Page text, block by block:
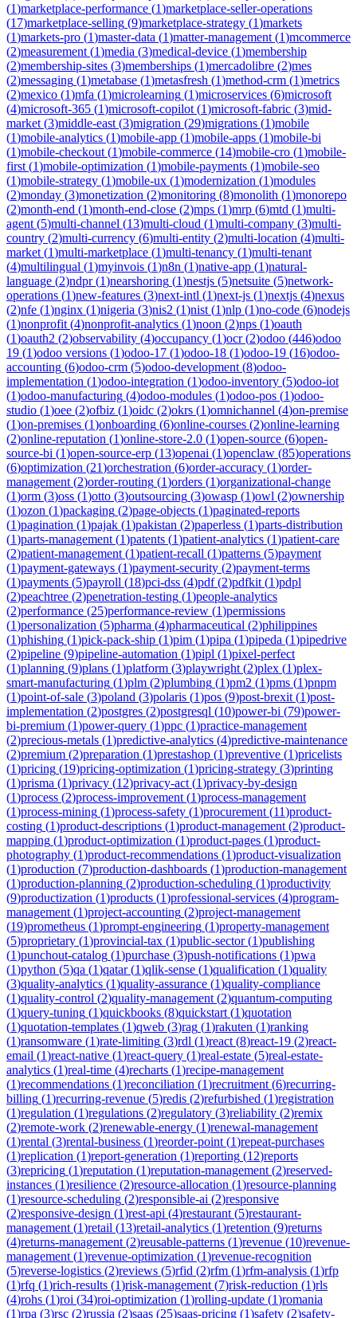
(1)marketplace-performance (1)marketplace-seller-operations
(17)marketplace-selling (9)marketplace-strategy (1)markets
(1)markets-pro (1)master-data (1)matter-management (1)mcommerce
(2)measurement (1)media (3)medical-device (1)membership
(2)membership-sites (3)memberships (1)mercadolibre (2)mes
(2)messaging (1)metabase (1)metasfresh (1)method-crm (1)metrics
(2)mexico (1)mfa (1)microlearning (1)microservices (6)microsoft
(4)microsoft-365 (1)microsoft-copilot (1)microsoft-fabric (3)mid-
market (3)middle-east (3)migration (29)migrations (1)mobile
(1)mobile-analytics (1)mobile-app (1)mobile-apps (1)mobile-bi
(1)mobile-checkout (1)mobile-commerce (14)mobile-cro (1)mobile-
first (1)mobile-optimization (1)mobile-payments (1)mobile-seo
(1)mobile-strategy (1)mobile-ux (1)modernization (1)modules
(2)monday (3)monetization (2)monitoring (8)monolith (1)monorepo
(2)month-end (1)month-end-close (2)mps (1)mrp (6)mtd (1)multi-
agent (5)multi-channel (13)multi-cloud (1)multi-company (3)multi-
country (2)multi-currency (6)multi-entity (2)multi-location (4)multi-
market (1)multi-marketplace (1)multi-tenancy (1)multi-tenant
(4)multilingual (1)myinvois (1)n8n (1)native-app (1)natural-
language (2)ndpr(1)nearshoring (1)nestjs (5)netsuite (5)network-
operations (1)new-features (3)next-intl (1)next-js (1)nextjs (4)nexus
(2)nfe (1)nginx (1)nigeria (3)nis2 (1)nist (1)nlp (1)no-code (6)nodejs
(1)nonprofit (4)nonprofit-analytics (1)noon (2)nps (1)oauth
(1)oauth2 (2)observability (4)occupancy (1)ocr(2)odoo (446)odoo
19 (1)odoo versions (1)odoo-17 (1)odoo-18 (1)odoo-19 (16)odoo-
accounting (6)odoo-crm (5)odoo-development (8)odoo-
implementation (1)odoo-integration (1)odoo-inventory (5)odoo-iot
(1)odoo-manufacturing (4)odoo-modules (1)odoo-pos (1)odoo-
studio (1)oee (2)ofbiz (1)oidc (2)okrs (1)omnichannel (4)on-premise
(1)on-premises (1)onboarding (6)online-courses (2)online-learning
(2)online-reputation (1)online-store-2.0 (1)open-source (6)open-
source-bi (1)open-source-erp (13)openai (1)openclaw (85)operations
(6)optimization (21)orchestration (6)order-accuracy (1)order-
management (2)order-routing (1)orders (1)organizational-change
(1)orm (3)oss (1)otto (3)outsourcing (3)owasp (1)owl (2)ownership
(1)ozon (1)packaging (2)page-objects (1)paginated-reports
(1)pagination (1)pajak (1)pakistan (2)paperless (1)parts-distribution
(1)parts-management (1)patents (1)patient-analytics (1)patient-care
(2)patient-management (1)patient-recall (1)patterns (5)payment
(1)payment-gateways (1)payment-security (2)payment-terms
(1)payments (5)payroll (18)pci-dss (4)pdf(2)pdfkit (1)pdpl
(2)peachtree (2)penetration-testing (1)people-analytics
(2)performance (25)performance-review (1)permissions
(1)personalization (5)pharma (4)pharmaceutical (2)philippines
(1)phishing (1)pick-pack-ship (1)pim (1)pipa (1)pipeda (1)pipedrive
(2)pipeline (9)pipeline-automation (1)pipl (1)pixel-perfect
(1)planning (9)plans (1)platform (3)playwright (2)plex (1)plex-
smart-manufacturing (1)plm (2)plumbing (1)pm2 (1)pms (1)pnpm
(1)point-of-sale (3)poland (3)polaris (1)pos (9)post-brexit (1)post-
implementation (2)postgres (2)postgresql (10)power-bi (79)power-
bi-premium (1)power-query (1)ppc (1)practice-management
(2)precious-metals (1)predictive-analytics (4)predictive-maintenance
(2)premium (2)preparation (1)prestashop (1)preventive (1)pricelists
(1)pricing (19)pricing-optimization (1)pricing-strategy (3)printing
(1)prisma (1)privacy (12)privacy-act (1)privacy-by-design
(1)process (2)process-improvement (1)process-management
(1)process-mining (1)process-safety (1)procurement (11)product-
costing (1)product-descriptions (1)product-management (2)product-
mapping (1)product-optimization (1)product-pages (1)product-
photography (1)product-recommendations (1)product-visualization
(1)production (7)production-dashboards (1)production-management
(1)production-planning (2)production-scheduling (1)productivity
(9)productization (1)products (1)professional-services (4)program-
management (1)project-accounting (2)project-management
(19)prometheus (1)prompt-engineering (1)property-management
(5)proprietary (1)provincial-tax (1)public-sector(1)publishing
(1)punchout-catalog (1)purchase (3)push-notifications (1)pwa
(1)python (5)qa (1)qatar(1)qlik-sense (1)qualification (1)quality
(3)quality-analytics (1)quality-assurance (1)quality-compliance
(1)quality-control (2)quality-management (2)quantum-computing
(1)query-tuning (1)quickbooks (8)quickstart (1)quotation
(1)quotation-templates (1)qweb (3)rag (1)rakuten (1)ranking
(1)ransomware (1)rate-limiting (3)rdl (1)react (8)react-19 (2)react-
email (1)react-native (1)react-query (1)real-estate (5)real-estate-
analytics (1)real-time (4)recharts (1)recipe-management
(1)recommendations (1)reconciliation (1)recruitment (6)recurring-
billing (1)recurring-revenue (5)redis (2)refurbished (1)registration
(1)regulation (1)regulations (2)regulatory (3)reliability (2)remix
(2)remote-work (2)renewable-energy (1)renewal-management
(1)rental (3)rental-business (1)reorder-point (1)repeat-purchases
(1)replication (1)report-generation (1)reporting (12)reports
(3)repricing (1)reputation (1)reputation-management (2)reserved-
instances (1)resilience (2)resource-allocation (1)resource-planning
(1)resource-scheduling (2)responsible-ai (2)responsive
(2)responsive-design (1)rest-api (4)restaurant (5)restaurant-
management (1)retail (13)retail-analytics (1)retention (9)returns
(4)returns-management (2)reusable-patterns (1)revenue (10)revenue-
management (1)revenue-optimization (1)revenue-recognition
(5)reverse-logistics (2)reviews (5)rfid (2)rfm (1)rfm-analysis (1)rfp
(1)rfq (1)rich-results (1)risk-management (7)risk-reduction (1)rls
(4)rohs (1)roi (34)roi-optimization (1)rolling-update (1)romania
(1)rpa (3)rsc (2)russia (2)saas (25)saas-pricing (1)safety (2)safety-